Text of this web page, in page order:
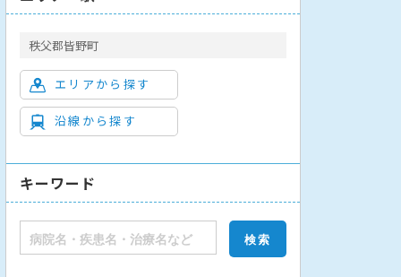
秩父郡皆野町
エリアから探す
沿線から探す
キーワード